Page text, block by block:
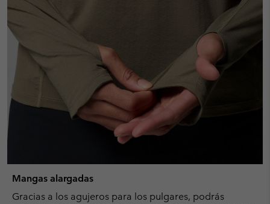
Mangas alargadas
Gracias a los agujeros para los pulgares, podrás